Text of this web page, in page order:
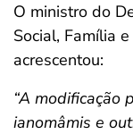
O ministro do
Social, Família
acrescentou:
“A modificação
ianomâmis e